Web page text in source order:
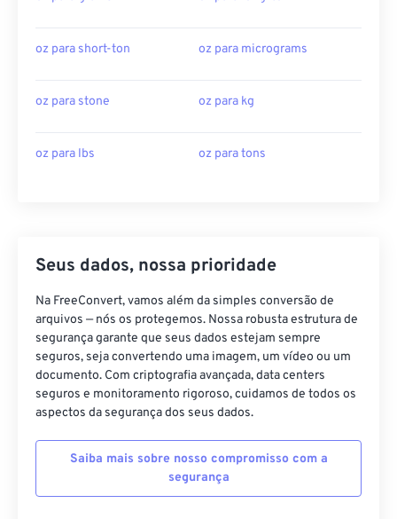
oz para short-ton oz para micrograms
oz para stone oz para kg
oz para lbs oz para tons
Seus dados, nossa prioridade
Na FreeConvert, vamos além da simples conversão de
arquivos — nós os protegemos. Nossa robusta estrutura de
segurança garante que seus dados estejam sempre
seguros, seja convertendo uma imagem, um vídeo ou um
documento. Com criptografia avançada, data centers
seguros e monitoramento rigoroso, cuidamos de todos os
aspectos da segurança dos seus dados.
Saiba mais sobre nosso compromisso com a
segurança